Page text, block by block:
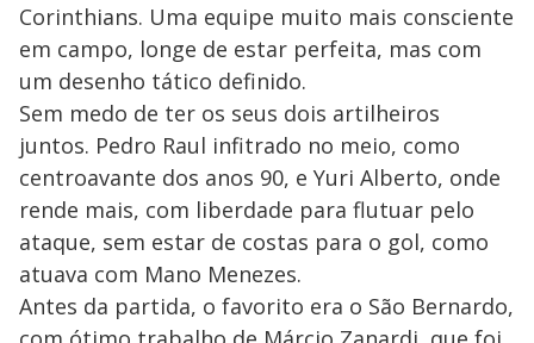
Corinthians. Uma equipe muito mais consciente
em campo, longe de estar perfeita, mas com
um desenho tático definido.
Sem medo de ter os seus dois artilheiros
juntos. Pedro Raul infitrado no meio, como
centroavante dos anos 90, e Yuri Alberto, onde
rende mais, com liberdade para flutuar pelo
ataque, sem estar de costas para o gol, como
atuava com Mano Menezes.
Antes da partida, o favorito era o São Bernardo,